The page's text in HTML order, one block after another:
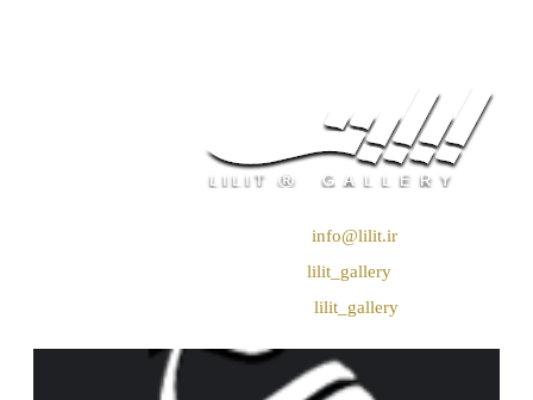
info@lilit.ir
lilit_gallery
lilit_gallery